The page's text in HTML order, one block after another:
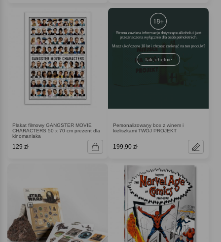
Plakat filmowy GANGSTER MOVIE
CHARACTERS 50 x 70 cm prezent dla
kinomaniaka
129 zł
Strona zawiera informacje dotyczące alkoholu i jest
przeznaczona wyłącznie dla osób pełnoletnich.
Masz ukończone 18 lat i chcesz zerknąć na ten produkt
Tak, chętnie
Personalizowany box z winem i
kieliszkami TWÓJ PROJEKT
199,90 zł